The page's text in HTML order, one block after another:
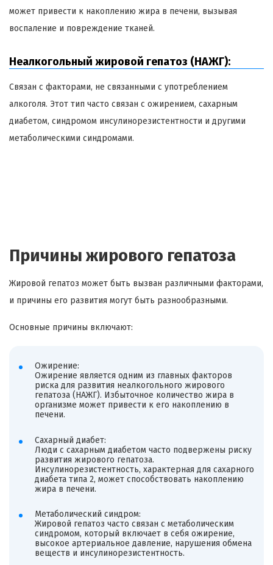
может привести к накоплению жира в печени, вызывая
воспаление и повреждение тканей.
Неалкогольный жировой гепатоз (НАЖГ):
Связан с факторами, не связанными с употреблением
алкоголя. Этот тип часто связан с ожирением, сахарным
диабетом, синдромом инсулинорезистентности и другими
метаболическими синдромами.
Причины жирового гепатоза
Жировой гепатоз может быть вызван различными факторами,
и причины его развития могут быть разнообразными.
Основные причины включают:
Ожирение:
Ожирение является одним из главных факторов
риска для развития неалкогольного жирового
гепатоза (НАЖГ). Избыточное количество жира в
организме может привести к его накоплению в
печени.
Сахарный диабет:
Люди с сахарным диабетом часто подвержены риску
развития жирового гепатоза.
Инсулинорезистентность, характерная для сахарного
диабета типа 2, может способствовать накоплению
жира в печени.
Метаболический синдром:
Жировой гепатоз часто связан с метаболическим
синдромом, который включает в себя ожирение,
высокое артериальное давление, нарушения обмена
веществ и инсулинорезистентность.